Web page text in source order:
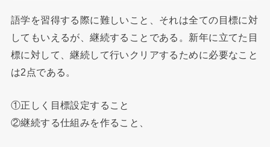
語学を習得する際に難しいこと、それは全ての目標に対
してもいえるが、継続することである。新年に立てた目
標に対して、継続して行いクリアするために必要なこと
は2点である。
①正しく目標設定すること
②継続する仕組みを作ること、